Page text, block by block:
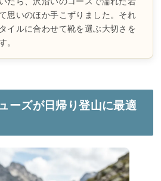
思いのほか手こずりました。それ
イルに合わせて靴を選ぶ大切さを
。
ーズが日帰り登山に最適